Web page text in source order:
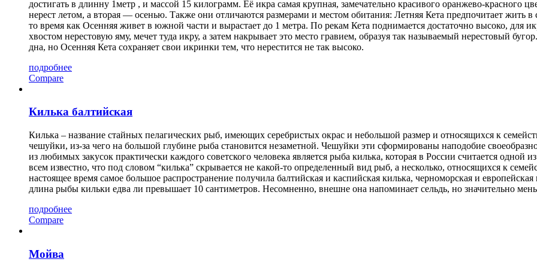
достигать в длинну 1метр , и массой 15 килограмм. Её икра самая крупная, замечательно красивого оранжево-
нерест летом, а вторая — осенью. Также они отличаются размерами и местом обитания: Летняя Кета предпочитает жить
то время как Осенняя живет в южной части и вырастает до 1 метра. По рекам Кета поднимается достаточно высоко, для
хвостом нерестовую яму, мечет туда икру, а затем накрывает это место гравием, образуя так называемый нерестовый
дна, но Осенняя Кета сохраняет свои икринки тем, что нерестится не так высоко.
подробнее
Compare
Килька балтийская
Килька – название стайных пелагических рыб, имеющих серебристых окрас и небольшой размер и относящихся к
чешуйки, из-за чего на большой глубине рыба становится незаметной. Чешуйки эти сформированы наподобие
из любимых закусок практически каждого советского человека является рыба килька, которая в России считается
всем известно, что под словом “килька” скрывается не какой-то определенный вид рыб, а несколько, относящихся к
настоящее время самое большое распространение получила балтийская и каспийская килька, черноморская и
длина рыбы кильки едва ли превышает 10 сантиметров. Несомненно, внешне она напоминает сельдь, но значительно
подробнее
Compare
Мойва